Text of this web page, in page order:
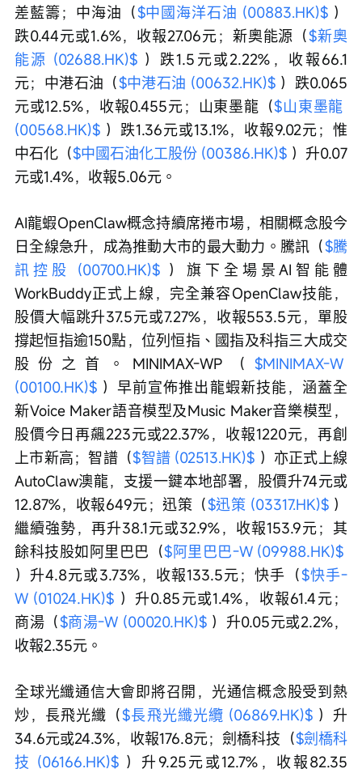
差藍籌；中海油（$中國海洋石油 (00883.HK)$ ）
跌0.44元或1.6%，收報27.06元；新奧能源（$新奧
能源 (02688.HK)$ ）跌1.5元或2.22%，收報66.1
元；中港石油（$中港石油 (00632.HK)$ ）跌0.065
元或12.5%，收報0.455元；山東墨龍（$山東墨龍
(00568.HK)$ ）跌1.36元或13.1%，收報9.02元；惟
中石化（$中國石油化工股份 (00386.HK)$ ）升0.07
元或1.4%，收報5.06元。
AI龍蝦OpenClaw概念持續席捲市場，相關概念股今
日全線急升，成為推動大市的最大動力。騰訊（$騰
訊控股 (00700.HK)$ ）旗下全場景AI智能體
WorkBuddy正式上線，完全兼容OpenClaw技能，
股價大幅跳升37.5元或7.27%，收報553.5元，單股
撐起恒指逾150點，位列恒指、國指及科指三大成交
股份之首。MINIMAX-WP（ $MINIMAX-W
(00100.HK)$ ）早前宣佈推出龍蝦新技能，涵蓋全
新Voice Maker語音模型及Music Maker音樂模型，
股價今日再飆223元或22.37%，收報1220元，再創
上市新高；智譜（$智譜 (02513.HK)$ ）亦正式上線
AutoClaw澳龍，支援一鍵本地部署，股價升74元或
12.87%，收報649元；迅策（$迅策 (03317.HK)$ ）
繼續強勢，再升38.1元或32.9%，收報153.9元；其
餘科技股如阿里巴巴（$阿里巴巴-W (09988.HK)$
）升4.8元或3.73%，收報133.5元；快手（$快手-
W (01024.HK)$ ）升0.85元或1.4%，收報61.4元；
商湯（$商湯-W (00020.HK)$ ）升0.05元或2.2%，
收報2.35元。
全球光纖通信大會即將召開，光通信概念股受到熱
炒，長飛光纖（$長飛光纖光纜 (06869.HK)$ ）升
34.6元或24.3%，收報176.8元；劍橋科技（$劍橋科
技 (06166.HK)$ ）升9.25元或12.7%，收報82.35